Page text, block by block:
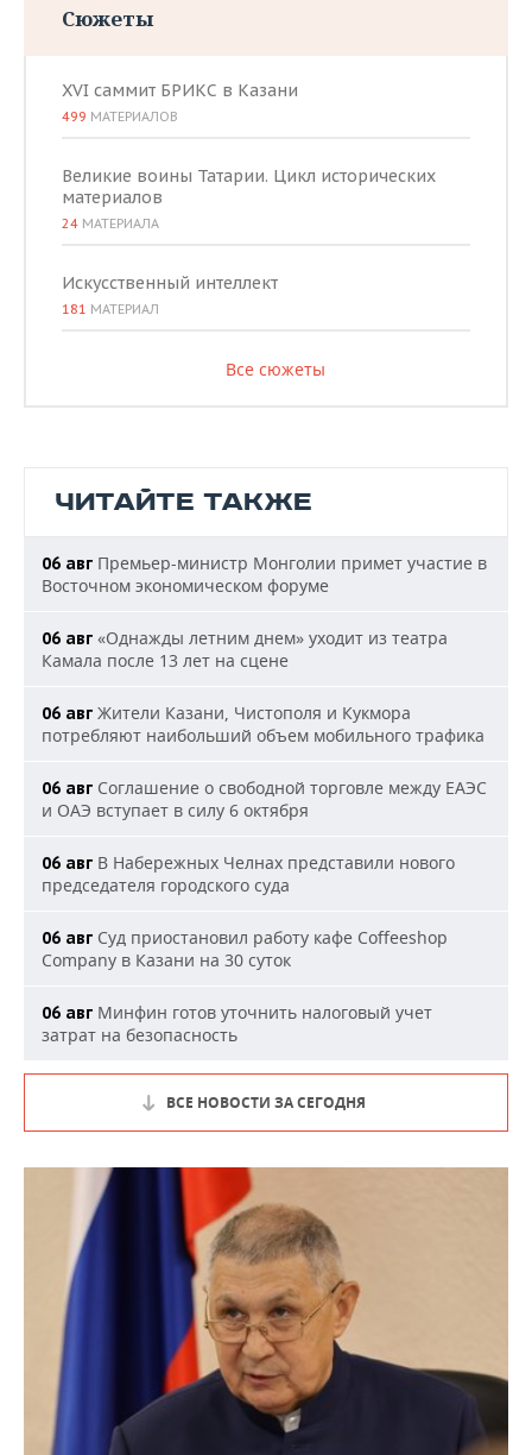
Сюжеты
XVI саммит БРИКС в Казани
499 МАТЕРИАЛОВ
Великие воины Татарии. Цикл исторических
материалов
24 МАТЕРИАЛА
Искусственный интеллект
181 МАТЕРИАЛ
Все сюжеты
ЧИТАЙТЕ ТАКЖЕ
06 авг Премьер-министр Монголии примет участие в
Восточном экономическом форуме
06 авг «Однажды летним днем» уходит из театра
Камала после 13 лет на сцене
06 авг Жители Казани, Чистополя и Кукмора
потребляют наибольший объем мобильного трафика
06 авг Соглашение о свободной торговле между ЕАЭС
и ОАЭ вступает в силу 6 октября
06 авг В Набережных Челнах представили нового
председателя городского суда
06 авг Суд приостановил работу кафе Coffeeshop
Company в Казани на 30 суток
06 авг Минфин готов уточнить налоговый учет
затрат на безопасность
ВСЕ НОВОСТИ ЗА СЕГОДНЯ